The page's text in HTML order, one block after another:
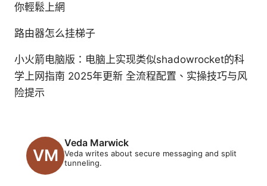
你輕鬆上網
路由器怎么挂梯子
小火箭电脑版：电脑上实现类似shadowrocket的科
学上网指南 2025年更新 全流程配置、实操技巧与风
险提示
Veda Marwick
Veda writes about secure messaging and split
tunneling.